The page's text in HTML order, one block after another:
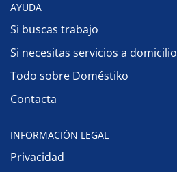
AYUDA
Si buscas trabajo
Si necesitas servicios a domicilio
Todo sobre Doméstiko
Contacta
INFORMACIÓN LEGAL
Privacidad